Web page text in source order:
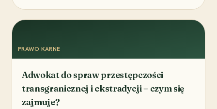
PRAWO KARNE
Adwokat do spraw przestępczości
transgranicznej i ekstradycji – czym się
zajmuje?